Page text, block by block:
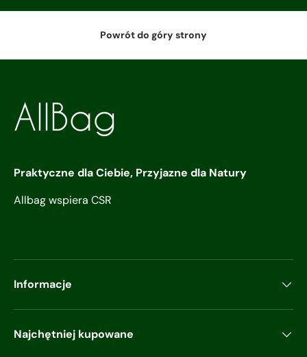
Powrót do góry strony
Praktyczne dla Ciebie, Przyjazne dla Natury
Allbag wspiera CSR
Informacje
Najchętniej kupowane